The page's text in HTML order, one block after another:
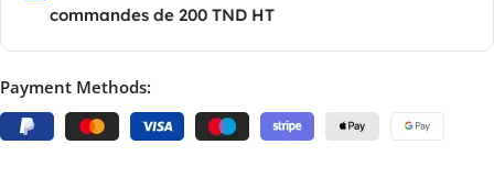
commandes de 200 TND HT
Payment Methods: